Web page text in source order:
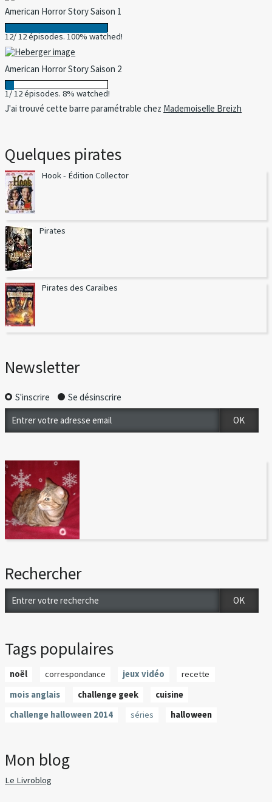
American Horror Story Saison 1
12/ 12 épisodes. 100% watched!
American Horror Story Saison 2
1/ 12 épisodes. 8% watched!
J'ai trouvé cette barre paramétrable chez Mademoiselle Breizh
Quelques pirates
Hook - Édition Collector
Pirates
Pirates des Caraïbes
Newsletter
S'inscrire Se désinscrire
Rechercher
Tags populaires
noël correspondance jeux vidéo
recette
mois anglais
challenge geek
cuisine
challenge halloween 2014
séries halloween
Mon blog
Le Livroblog